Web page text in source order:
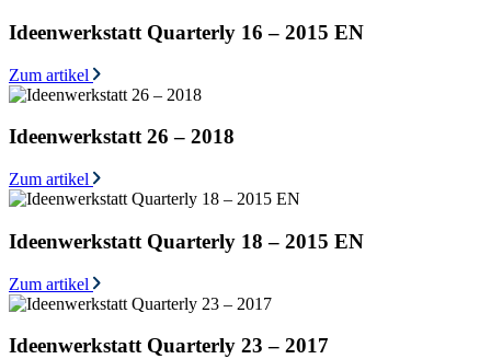
Ideenwerkstatt Quarterly 16 – 2015 EN
Zum artikel
Ideenwerkstatt 26 – 2018
Zum artikel
Ideenwerkstatt Quarterly 18 – 2015 EN
Zum artikel
Ideenwerkstatt Quarterly 23 – 2017